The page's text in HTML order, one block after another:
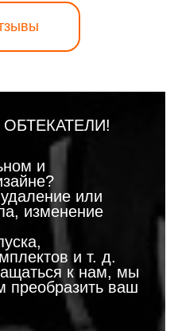
и
или
изменение
и т. д.
к нам, мы
преобразить ваш